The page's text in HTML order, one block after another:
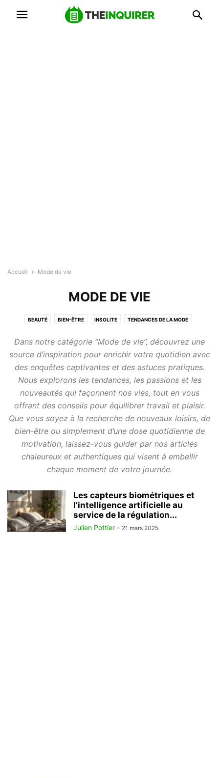
Accueil Mode de vie
MODE DE VIE
BEAUTÉ BIEN-ÊTRE INSOLITE TENDANCES DE LA MODE
Dans notre catégorie “Mode de vie”, découvrez une
source d’inspiration pour enrichir votre quotidien avec
des enquêtes captivantes et des astuces pratiques.
Nous explorons les tendances, les passions et les
nouveautés qui façonnent nos vies, tout en vous
offrant des conseils pour équilibrer travail et plaisir.
Que vous soyez à la recherche de nouveaux loisirs, de
bien-être ou simplement d’une dose quotidienne de
motivation, laissez-vous guider par nos articles
chaleureux et authentiques qui visent à embellir
chaque moment de votre journée.
Les capteurs biométriques et
l’intelligence artificielle au
service de la régulation...
Julien Pottier - 21 mars 2025